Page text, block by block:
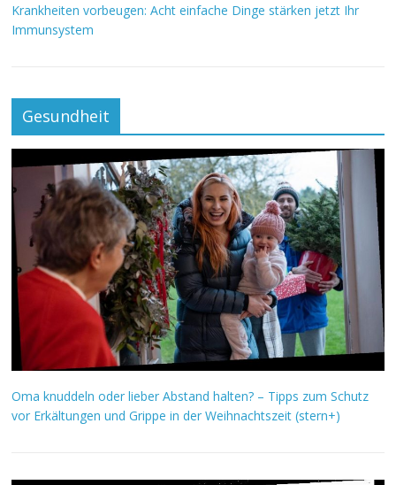
Krankheiten vorbeugen: Acht einfache Dinge stärken jetzt Ihr
Immunsystem
Gesundheit
Oma knuddeln oder lieber Abstand halten? – Tipps zum Schutz
vor Erkältungen und Grippe in der Weihnachtszeit (stern+)